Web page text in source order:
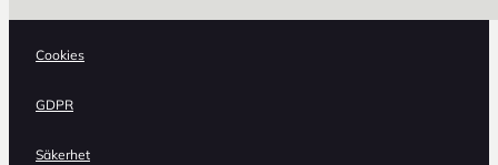
Cookies
GDPR
Säkerhet